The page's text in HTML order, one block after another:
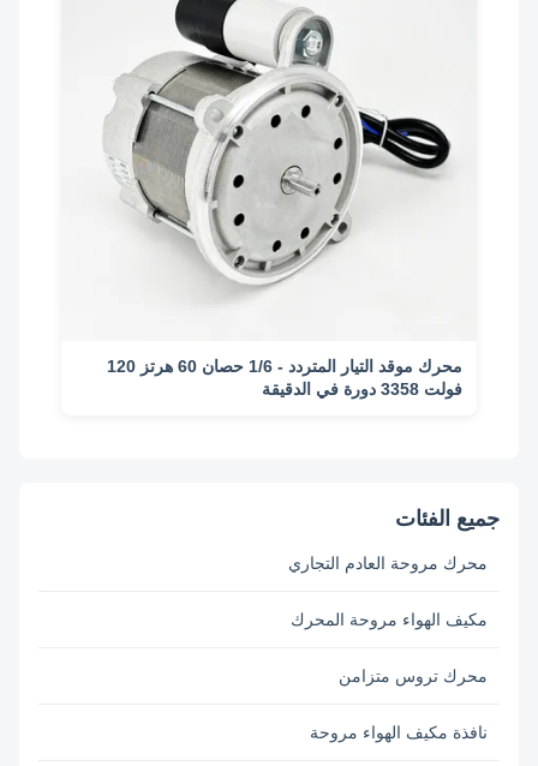
محرك موقد التيار المتردد - 1/6 حصان 60 هرتز 120
فولت 3358 دورة في الدقيقة
جميع الفئات
محرك مروحة العادم التجاري
مكيف الهواء مروحة المحرك
محرك تروس متزامن
نافذة مكيف الهواء مروحة